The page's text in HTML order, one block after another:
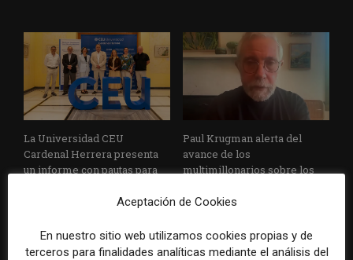
La Universidad CEU
Cardenal Herrera presenta
un informe con pautas para
Paul Krugman alerta del
avance de los
multimillonarios sobre los
Aceptación de Cookies
En nuestro sitio web utilizamos cookies propias y de
terceros para finalidades analíticas mediante el análisis del